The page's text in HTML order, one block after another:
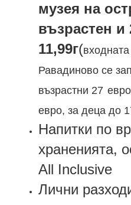
музея на
възрастен и
11,99г(
Равадиново се
възрастни 27
евро, за деца до
Напитки по
храненията,
All Inclusive
Лични